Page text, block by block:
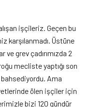
işçileriz. Geçen bu
karşılanmadı. Üstüne
grev çadırımızda 2
mecliste yaptığı son
Ama
ölen işçiler için
bizi 120 gündür